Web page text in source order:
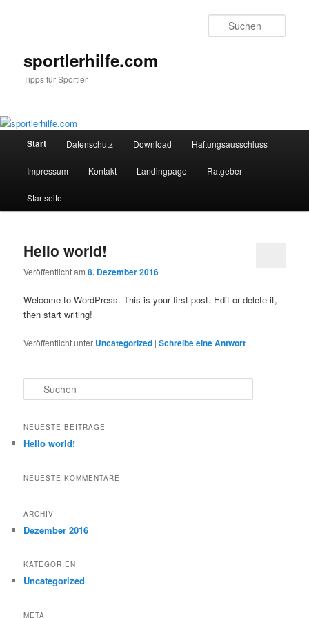
sportlerhilfe.com
Tipps für Sportler
Hauptmenü
Zum
Inhalt
wechseln
Zum
sekundären
Inhalt
Start Datenschutz Download Haftungsausschluss
Impressum Kontakt Landingpage Ratgeber
Startseite
Hello world!
Veröffentlicht am8. Dezember 2016
Welcome to WordPress. This is your first post. Edit or delete it,
then start writing!
Veröffentlicht unter Uncategorized |Schreibe eine Antwort
u
h
n
NEUESTE BEITRÄGE
Hello world!
NEUESTE KOMMENTARE
ARCHIV
Dezember 2016
KATEGORIEN
Uncategorized
META